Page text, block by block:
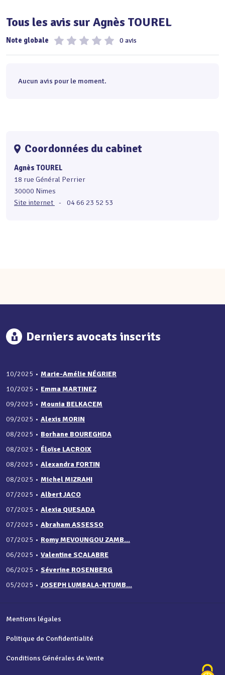
Tous les avis sur Agnès TOUREL
Note globale 0 avis
Aucun avis pour le moment.
Coordonnées du cabinet
Agnès TOUREL
18 rue Général Perrier
30000 Nimes
Site internet
- 04 66 23 52 53
Derniers avocats inscrits
10/2025 • Marie-Amélie NÉGRIER
10/2025 • Emma MARTINEZ
09/2025 • Mounia BELKACEM
09/2025 • Alexis MORIN
08/2025 • Borhane BOUREGHDA
08/2025 • Éloïse LACROIX
08/2025 • Alexandra FORTIN
08/2025 • Michel MIZRAHI
07/2025 • Albert JACO
07/2025 • Alexia QUESADA
07/2025 • Abraham ASSESSO
07/2025 • Romy MEVOUNGOU ZAMB...
06/2025 • Valentine SCALABRE
06/2025 • Séverine ROSENBERG
05/2025 • JOSEPH LUMBALA-NTUMB...
Mentions légales
Politique de Confidentialité
Conditions Générales de Vente